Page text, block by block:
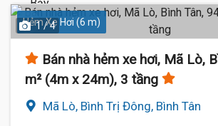
Hẻm Xe Hơi (6 m)
1 / 4
Bán nhà hẻm xe hơi, Mã Lò,
m² (4m x 24m), 3 tầng
Mã Lò, Bình Trị Đông, Bình Tân